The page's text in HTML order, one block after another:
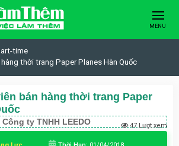
MENU
time
hàng thời trang Paper Planes Hàn Quốc
bán hàng thời trang Paper
Công ty TNHH LEEDO 47 Lượt xem